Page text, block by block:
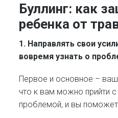
Буллинг: как
ребенка от
1. Направлять свои
вовремя узнать о
Первое и основное –
что к вам можно прийти
проблемой, и вы